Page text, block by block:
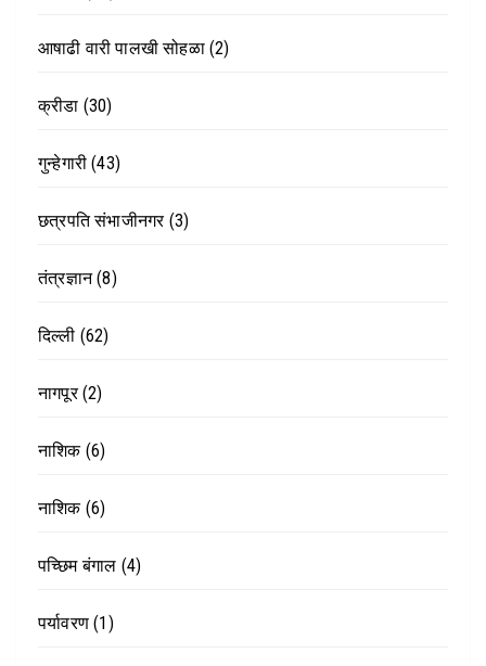
आषाढी वारी पालखी सोहळा(2)
क्रीडा (30)
गुन्हेगारी (43)
छत्रपति संभाजीनगर(3)
तंत्रज्ञान(8)
दिल्ली (62)
नागपूर(2)
नाशिक(6)
नाशिक(6)
पच्छिम बंगाल (4)
पर्यावरण (1)